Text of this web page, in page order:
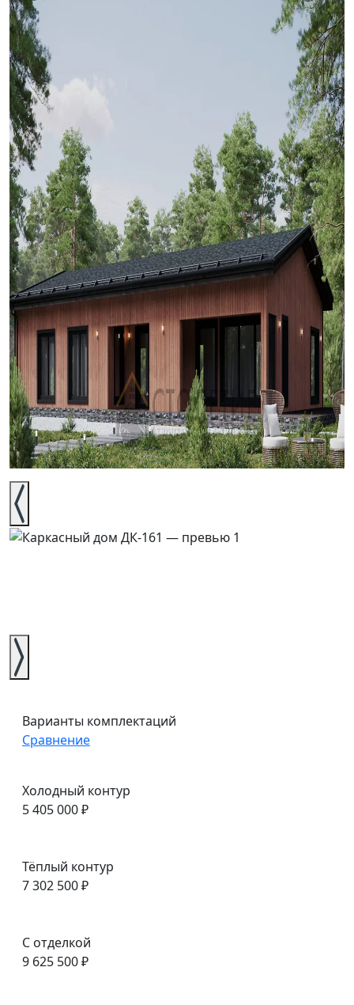
Варианты комплектаций
Сравнение
Холодный контур
5 405 000 ₽
Тёплый контур
7 302 500 ₽
С отделкой
9 625 500 ₽